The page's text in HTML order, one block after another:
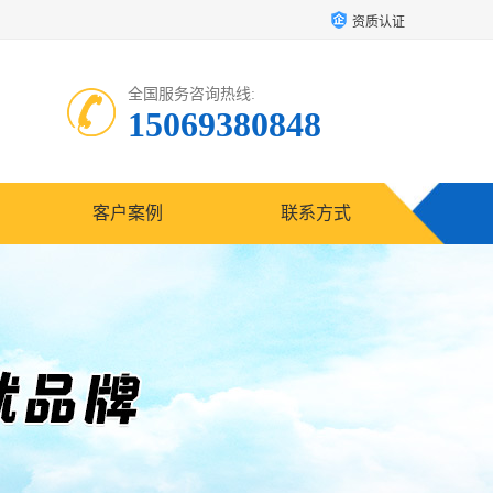
资质认证
全国服务咨询热线:
15069380848
客户案例 联系方式